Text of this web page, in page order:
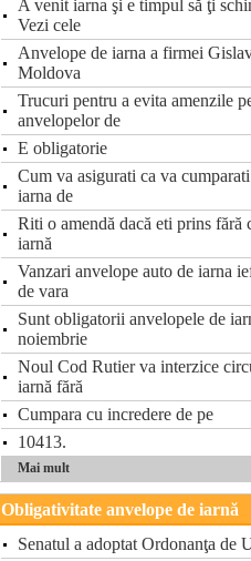
A venit iarna şi e timpul să ţi
Vezi cele
Anvelope de iarna a firmei
Moldova
Trucuri pentru a evita amenzile
anvelopelor de
E obligatorie
Cum va asigurati ca va
iarna de
Riti o amendă dacă eti prins fără
iarnă
Vanzari anvelope auto de iarna
de vara
Sunt obligatorii anvelopele de
noiembrie
Noul Cod Rutier va interzice
iarnă fără
Cumpara cu incredere de pe
10413.
Mai mult
Obligativitate anvelope de iarnă
Senatul a adoptat Ordonanţa de